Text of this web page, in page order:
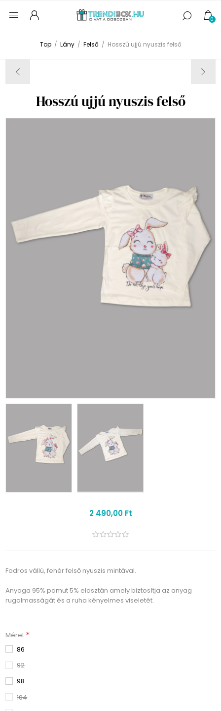
0
Top / Lány / Felső / Hosszú ujjú nyuszis felső
Hosszú ujjú nyuszis felső
2 490,00 Ft
Fodros vállú, fehér felső nyuszis mintával.
Anyaga 95% pamut 5% elasztán amely biztosítja az anyag
rugalmasságát és a ruha kényelmes viseletét.
Méret *
86
92
98
104